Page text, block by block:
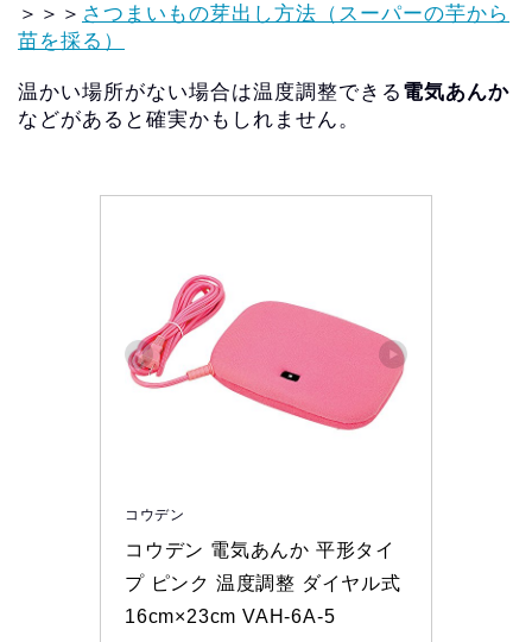
＞＞＞ さつまいもの芽出し方法（スーパーの芋から
苗を採る）
温かい場所がない場合は温度調整できる 電気あんか
などがあると確実かもしれません。
コウデン
コウデン 電気あんか 平形タイ
プ ピンク 温度調整 ダイヤル式
16cm×23cm VAH-6A-5